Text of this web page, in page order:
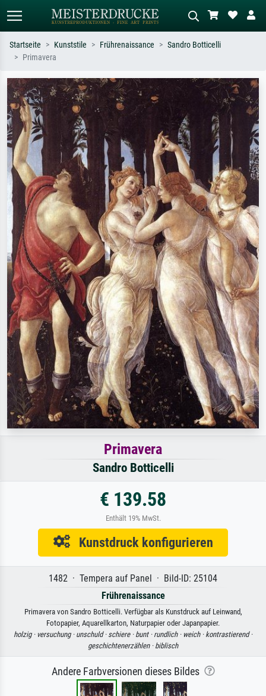
Suchen Sie nach Künstlern, Werktiteln
oder Stilen – z.B. Monet,
Sternennacht, Impressionismus, Welle
Hokusai, Akt.
Beschreiben Sie die Szene – z.B. Grüne
Wiese, Abstrakt mit viel Rot, Dunkles
Ölgemälde, Stehender Akt neben einem
Baum.
Startseite Kunststile Frührenaissance
Sandro Botticelli
Primavera
Primavera
Sandro Botticelli
€ 139.58
Enthält 19% MwSt.
Kunstdruck konfigurieren
1482 · Tempera auf Panel · Bild-ID: 25104
Frührenaissance
Primavera von Sandro Botticelli. Verfügbar als Kunstdruck auf Leinwand,
Fotopapier, Aquarellkarton, Naturpapier oder Japanpapier.
holzig · versuchung · unschuld · schiere · bunt · rundlich · weich · kontrastierend ·
geschichtenerzählen · biblisch
Andere Farbversionen dieses Bildes